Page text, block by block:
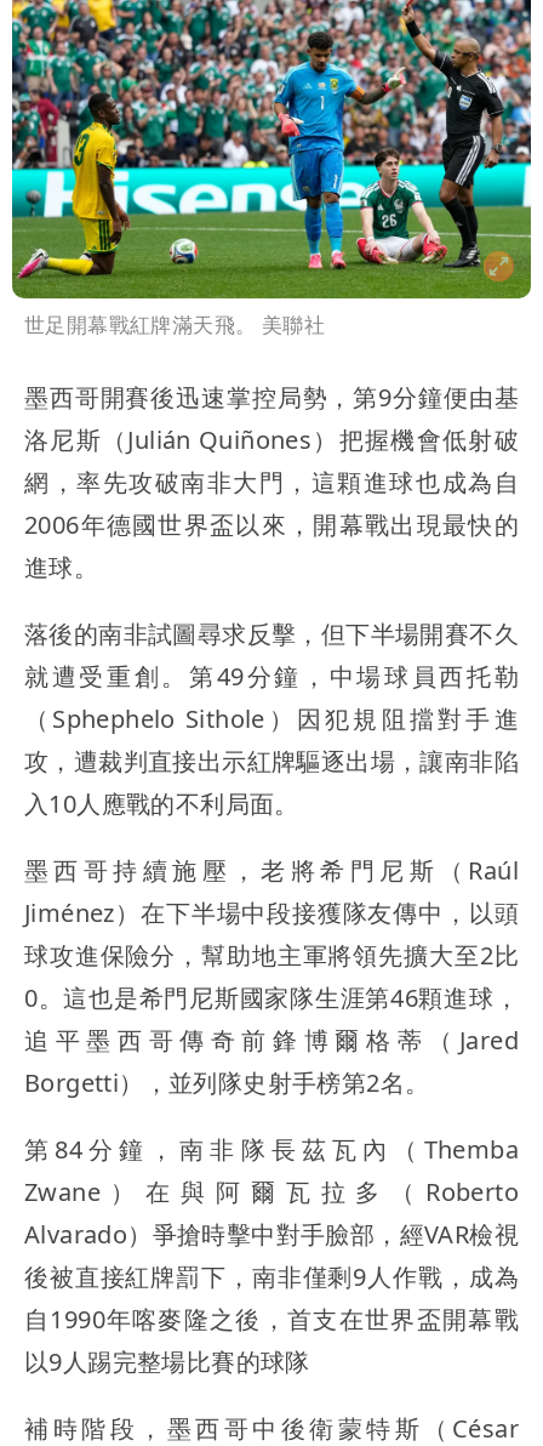
世足開幕戰紅牌滿天飛。 美聯社
墨西哥開賽後迅速掌控局勢，第9分鐘便由基
洛尼斯（Julián Quiñones）把握機會低射破
網，率先攻破南非大門，這顆進球也成為自
2006年德國世界盃以來，開幕戰出現最快的
進球。
落後的南非試圖尋求反擊，但下半場開賽不久
就遭受重創。第49分鐘，中場球員西托勒
（Sphephelo Sithole）因犯規阻擋對手進
攻，遭裁判直接出示紅牌驅逐出場，讓南非陷
入10人應戰的不利局面。
墨西哥持續施壓，老將希門尼斯（Raúl
Jiménez）在下半場中段接獲隊友傳中，以頭
球攻進保險分，幫助地主軍將領先擴大至2比
0。這也是希門尼斯國家隊生涯第46顆進球，
追平墨西哥傳奇前鋒博爾格蒂（Jared
Borgetti），並列隊史射手榜第2名。
第84分鐘，南非隊長茲瓦內（Themba
Zwane）在與阿爾瓦拉多（Roberto
Alvarado）爭搶時擊中對手臉部，經VAR檢視
後被直接紅牌罰下，南非僅剩9人作戰，成為
自1990年喀麥隆之後，首支在世界盃開幕戰
以9人踢完整場比賽的球隊
補時階段，墨西哥中後衛蒙特斯（César